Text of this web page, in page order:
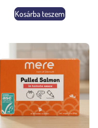
Kosárba teszem